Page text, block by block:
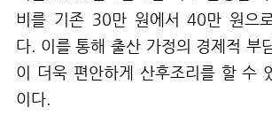
비를 기존 30만 원에서40만 원으
다. 이를 통해 출산 가정의 경제적 부
이 더욱 편안하게 산후조리를 할 수
이다.